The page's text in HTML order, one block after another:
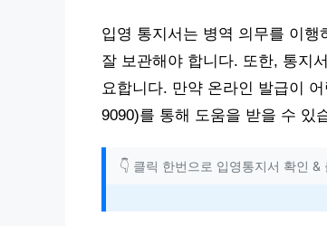
입영 통지서는 병역 의무를 이
잘 보관해야 합니다. 또한, 통지
요합니다. 만약 온라인 발급이
9090)를 통해 도움을 받을 수 있
👇 클릭 한번으로 입영통지서 확인 &